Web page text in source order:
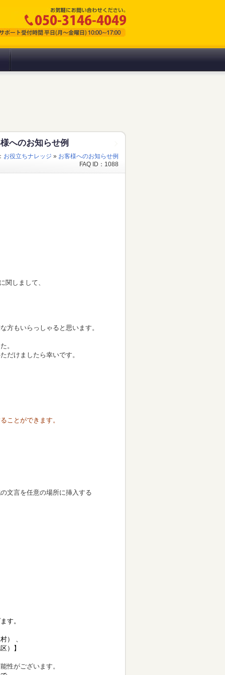
へのお知らせ例
お役立ちナレッジ » お客様へのお知らせ例
FAQ ID：1088
関しまして、
方もいらっしゃると思います。
。
だけましたら幸いです。
ことができます。
文言を任意の場所に挿入する
す。
） 、
）
】
性がございます。